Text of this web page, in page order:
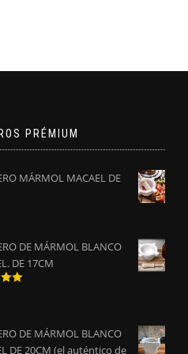
PRÉMIUM
MÁRMOL MACAEL DE
DE MÁRMOL BLANCO
DE 17CM
DE MÁRMOL BLANCO
DE 20CM (el auténtico de